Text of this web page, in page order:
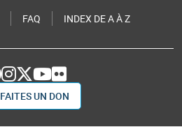
FAQ INDEX DE A À Z
FAITES UN DON